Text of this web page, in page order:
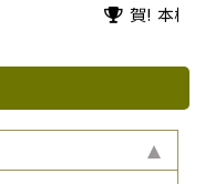
賀! 本校學